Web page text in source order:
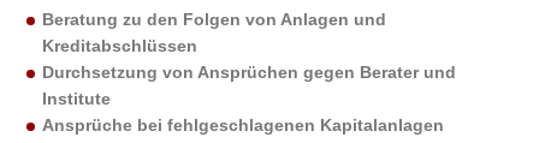
Beratung zu den Folgen von Anlagen und
Kreditabschlüssen
Durchsetzung von Ansprüchen gegen Berater und
Institute
Ansprüche bei fehlgeschlagenen Kapitalanlagen